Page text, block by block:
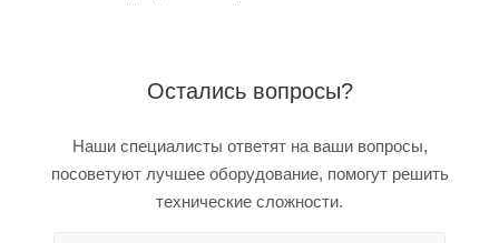
Остались вопросы?
Наши специалисты ответят на ваши вопросы,
посоветуют лучшее оборудование, помогут решить
технические сложности.